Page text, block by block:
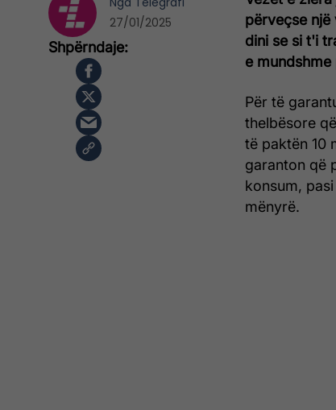
përveçse një
dini se si t'i
e
Për të
thelbësore
të paktën 10
garanton që
konsum,
mënyrë.
27/01/2025